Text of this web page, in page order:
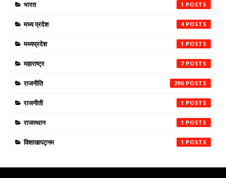
भारत 1
मध्य प्रदेश 4
मध्यप्रदेश 1
महाराष्ट्र 7
राजनीति 296
राजनीती 1
राजस्थान 1
विशाखापट्नम 1